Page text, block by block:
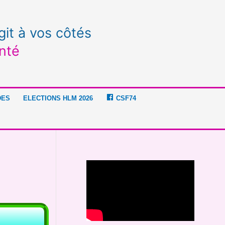
à vos côtés
ELECTIONS HLM 2026 CSF74